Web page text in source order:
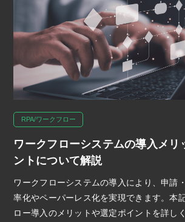
RPA/ワークフロー
ワークフローシステムの導入メリ
ントについて解説
ワークフローシステムの導入により、申請
率化やペーパーレス化を実現できます。本
ロー導入のメリットや選定ポイントを詳し